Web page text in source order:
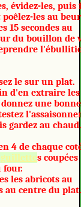
évidez-les, puis
poêlez-les au
15 secondes au
du bouillon de
le sur un plat.
d'en extraire les
une bonne
gardez au
4 de chaque
s coupées
four.
les abricots au
au centre du